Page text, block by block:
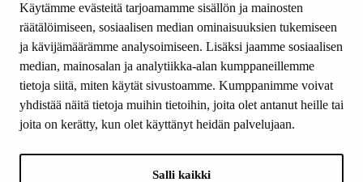
Käytämme evästeitä tarjoamamme sisällön ja mainosten
räätälöimiseen, sosiaalisen median ominaisuuksien tukemiseen
ja kävijämäärämme analysoimiseen. Lisäksi jaamme sosiaalisen
median, mainosalan ja analytiikka-alan kumppaneillemme
tietoja siitä, miten käytät sivustoamme. Kumppanimme voivat
yhdistää näitä tietoja muihin tietoihin, joita olet antanut heille tai
joita on kerätty, kun olet käyttänyt heidän palvelujaan.
Salli kaikki
Yhteystiedot
SEURAA MEITÄ
Facebook
Instagram
LinkedIn